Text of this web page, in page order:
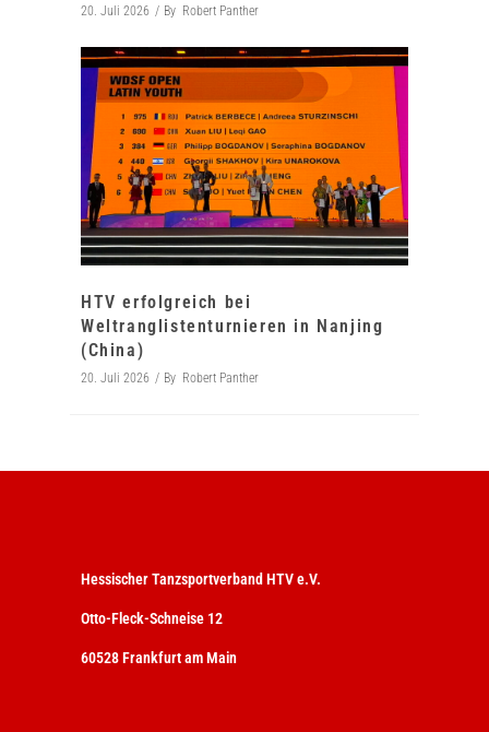
20. Juli 2026 By Robert Panther
HTV erfolgreich bei
Weltranglistenturnieren in Nanjing
(China)
20. Juli 2026 By Robert Panther
Hessischer Tanzsportverband HTV e.V.
Otto-Fleck-Schneise 12
60528 Frankfurt am Main